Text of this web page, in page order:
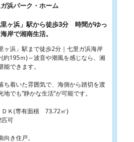
ガ浜パーク・ホーム
ヶ浜」駅から徒歩3分 時間がゆっ
岸で湘南生活。
ヶ浜」駅まで徒歩2分｜七里ガ浜海岸
(約195ｍ)～波音や潮風を感じなら、湘
できます。
ち着いた雰囲気で、海側から踏切を渡
地でも”静かな生活”が可能です。
ＤＫ(専有面積 73.72㎡)
可
き住戸。